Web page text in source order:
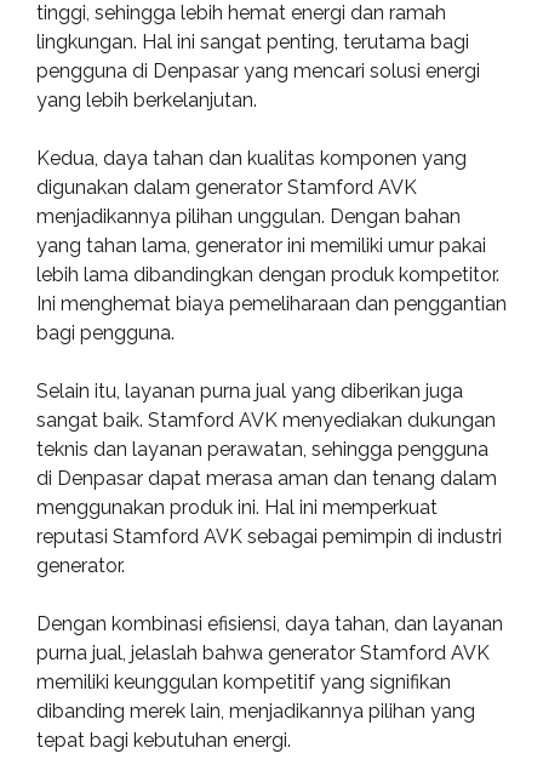
tinggi, sehingga lebih hemat energi dan ramah
lingkungan. Hal ini sangat penting, terutama bagi
pengguna di Denpasar yang mencari solusi energi
yang lebih berkelanjutan.
Kedua, daya tahan dan kualitas komponen yang
digunakan dalam generator Stamford AVK
menjadikannya pilihan unggulan. Dengan bahan
yang tahan lama, generator ini memiliki umur pakai
lebih lama dibandingkan dengan produk kompetitor.
Ini menghemat biaya pemeliharaan dan penggantian
bagi pengguna.
Selain itu, layanan purna jual yang diberikan juga
sangat baik. Stamford AVK menyediakan dukungan
teknis dan layanan perawatan, sehingga pengguna
di Denpasar dapat merasa aman dan tenang dalam
menggunakan produk ini. Hal ini memperkuat
reputasi Stamford AVK sebagai pemimpin di industri
generator.
Dengan kombinasi efisiensi, daya tahan, dan layanan
purna jual, jelaslah bahwa generator Stamford AVK
memiliki keunggulan kompetitif yang signifikan
dibanding merek lain, menjadikannya pilihan yang
tepat bagi kebutuhan energi.